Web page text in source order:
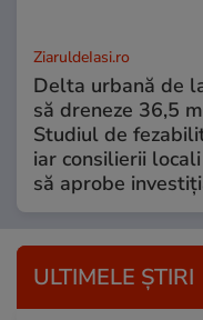
ZiaruldeIasi.ro
Delta urbană de
să dreneze 36,5
Studiul de
iar consilierii
să aprobe
ULTIMELE ȘTIRI